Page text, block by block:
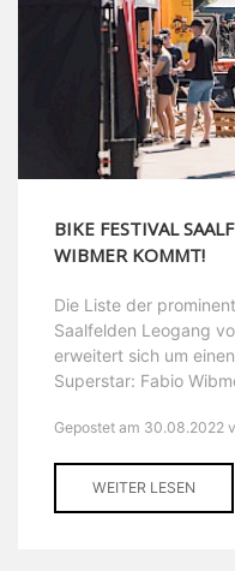
BIKE FESTIVAL
WIBMER KOMMT!
Die Liste der
Saalfelden Leogang
erweitert sich um
Superstar: Fabio
Gepostet am 30.08.2022
WEITER LESEN